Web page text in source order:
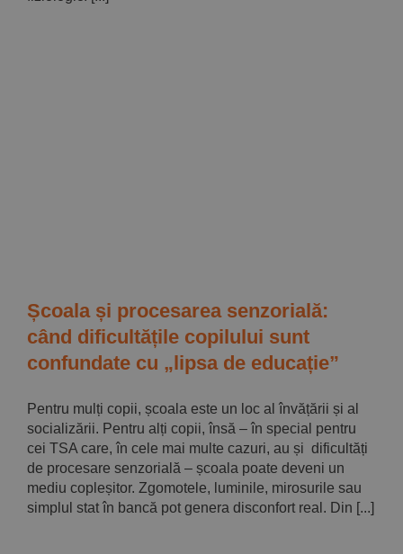
Școala și procesarea senzorială:
când dificultățile copilului sunt
confundate cu „lipsa de educație”
Pentru mulți copii, școala este un loc al învățării și al
socializării. Pentru alți copii, însă – în special pentru
cei TSA care, în cele mai multe cazuri, au și dificultăți
de procesare senzorială – școala poate deveni un
mediu copleșitor. Zgomotele, luminile, mirosurile sau
simplul stat în bancă pot genera disconfort real. Din [...]